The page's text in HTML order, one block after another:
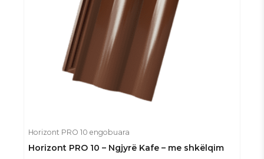
Horizont PRO 10 engobuara
Horizont PRO 10 – Ngjyrë Kafe – me shkëlqim